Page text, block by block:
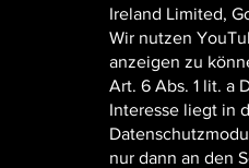
Ireland Limited,
Wir nutzen
anzeigen zu
Art. 6 Abs. 1 lit. a
Interesse liegt in
nur dann an den